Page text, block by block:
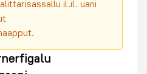
il.il. uani